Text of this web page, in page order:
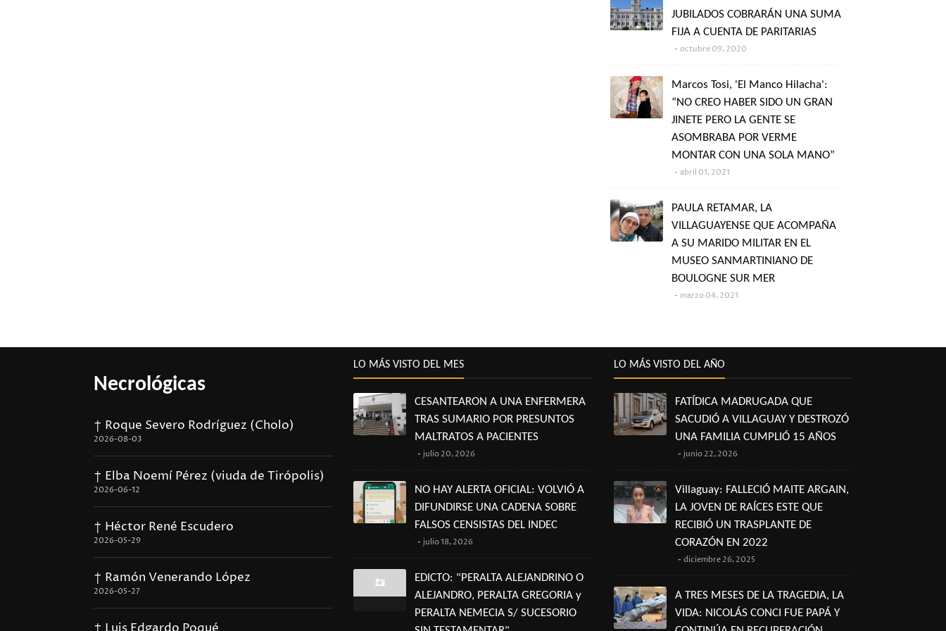
JUBILADOS COBRARÁN UNA SUMA
FIJA A CUENTA DE PARITARIAS
octubre 09, 2020
Marcos Tosi, 'El Manco Hilacha':
“NO CREO HABER SIDO UN GRAN
JINETE PERO LA GENTE SE
ASOMBRABA POR VERME
MONTAR CON UNA SOLA MANO”
abril 01, 2021
PAULA RETAMAR, LA
VILLAGUAYENSE QUE ACOMPAÑA
A SU MARIDO MILITAR EN EL
MUSEO SANMARTINIANO DE
BOULOGNE SUR MER
marzo 04, 2021
Necrológicas
† Roque Severo Rodríguez (Cholo)
2026-08-03
† Elba Noemí Pérez (viuda de Tirópolis)
2026-06-12
† Héctor René Escudero
2026-05-29
† Ramón Venerando López
2026-05-27
LO MÁS VISTO DEL MES
CESANTEARON A UNA ENFERMERA
TRAS SUMARIO POR PRESUNTOS
MALTRATOS A PACIENTES
julio 20, 2026
NO HAY ALERTA OFICIAL: VOLVIÓ A
DIFUNDIRSE UNA CADENA SOBRE
FALSOS CENSISTAS DEL INDEC
julio 18, 2026
EDICTO: "PERALTA ALEJANDRINO O
ALEJANDRO, PERALTA GREGORIA y
PERALTA NEMECIA S/ SUCESORIO
LO MÁS VISTO DEL AÑO
FATÍDICA MADRUGADA QUE
SACUDIÓ A VILLAGUAY Y DESTROZÓ
UNA FAMILIA CUMPLIÓ 15 AÑOS
junio 22, 2026
Villaguay: FALLECIÓ MAITE ARGAIN,
LA JOVEN DE RAÍCES ESTE QUE
RECIBIÓ UN TRASPLANTE DE
CORAZÓN EN 2022
diciembre 26, 2025
A TRES MESES DE LA TRAGEDIA, LA
VIDA: NICOLÁS CONCI FUE PAPÁ Y